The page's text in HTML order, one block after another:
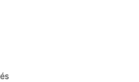
Vous pouvez profiter d'un
un verre au bar. Ouvert tous